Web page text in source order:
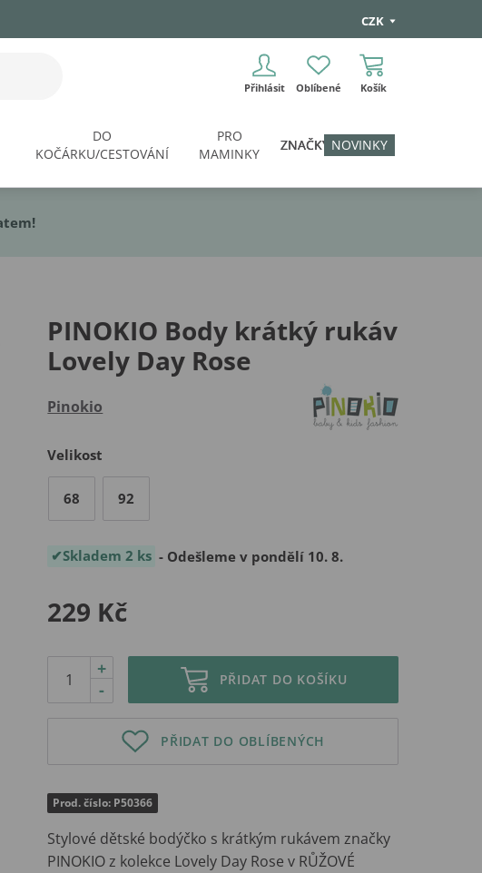
CZK
Přihlásit Oblíbené Košík
DO
KOČÁRKU/CESTOVÁNÍ
PRO
MAMINKY
ZNAČKY NOVINKY
PINOKIO Body krátký rukáv
Lovely Day Rose
Pinokio
Velikost
68 92
Skladem 2 ks - Odešleme v pondělí 10. 8.
229 Kč
-
+
PŘIDAT DO KOŠÍKU
PŘIDAT DO OBLÍBENÝCH
Prod. číslo: P50366
Stylové dětské bodýčko s krátkým rukávem značky
PINOKIO z kolekce Lovely Day Rose v RŮŽOVÉ